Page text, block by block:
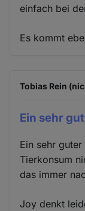
einfach bei
Es kommt
Tobias Rein
Ein sehr
Ein sehr
Tierkonsum
das immer
Joy denkt